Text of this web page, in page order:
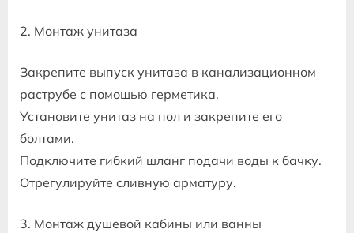
2. Монтаж унитаза
Закрепите выпуск унитаза в канализационном
раструбе с помощью герметика.
Установите унитаз на пол и закрепите его
болтами.
Подключите гибкий шланг подачи воды к бачку.
Отрегулируйте сливную арматуру.
3. Монтаж душевой кабины или ванны